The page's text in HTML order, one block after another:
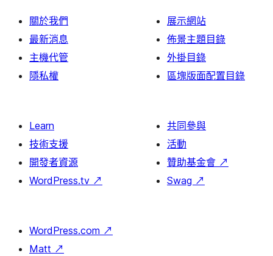
關於我們
最新消息
主機代管
隱私權
展示網站
佈景主題目錄
外掛目錄
區塊版面配置目錄
Learn
技術支援
開發者資源
WordPress.tv ↗
共同參與
活動
贊助基金會 ↗
Swag ↗
WordPress.com ↗
Matt ↗